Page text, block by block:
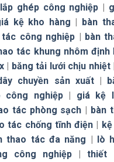
ghép công nghiệp |
kệ kho hàng | bàn
công nghiệp | bàn
tác khung nhôm định
| băng tải lưới chịu nhiệt|
chuyền sản xuất|
công nghiệp| giá kệ
tác phòng sạch | bàn
tác chống tĩnh điện | kệ
thao tác đa năng | lò
công nghiệp |thiết